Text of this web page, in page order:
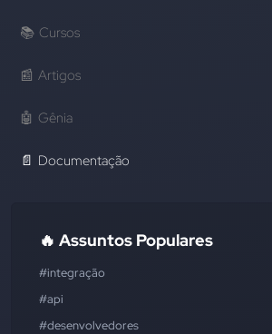
📚 Cursos
📰 Artigos
🤖 Gênia
📄 Documentação
🔥 Assuntos Populares
#integração
#api
#desenvolvedores